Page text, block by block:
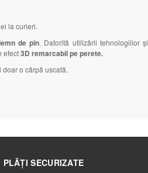
la curieri.
de pin. Datorită utilizării tehnologiilor și
efect3D remarcabil pe perete.
o cârpă uscată.
PLĂȚI SECURIZATE